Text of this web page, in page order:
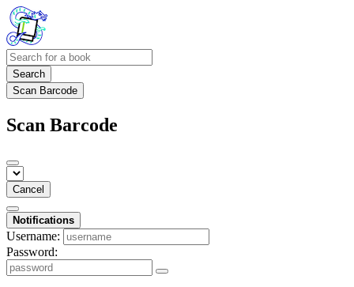
Search
Scan Barcode
Scan Barcode
Cancel
Notifications
Username:
Password: